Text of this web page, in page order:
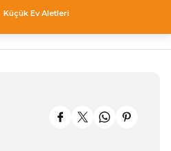
Küçük Ev Aletleri